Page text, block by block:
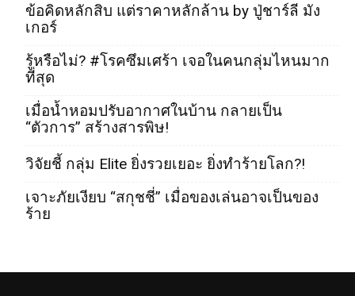
ข้อคิดหลักสิบ แต่ราคาหลักล้าน by ปู่ชาร์ลี มัง
เกอร์
รู้หรือไม่? #โรคซึมเศร้า เจอในคนกลุ่มไหนมาก
ที่สุด
เมื่อน้ำหอมปรับอากาศในบ้าน กลายเป็น
“ตัวการ” สร้างสารพิษ!
วิจัยชี้ กลุ่ม Elite ยิ่งรวยเยอะ ยิ่งทำร้ายโลก?!
เจาะภัยเงียบ “สกุชชี่” เมื่อของเล่นอาจเป็นของ
ร้าย